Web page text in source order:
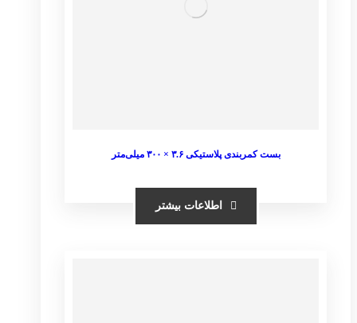
بست کمربندی پلاستیکی ۳.۶ × ۳۰۰ میلی‌متر
اطلاعات بیشتر